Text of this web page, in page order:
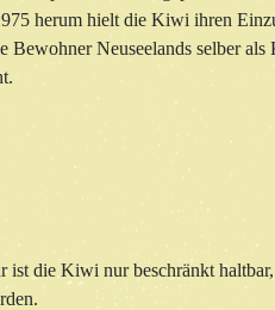
herum hielt die Kiwi ihren
Bewohner Neuseelands selber
ist die Kiwi nur beschränkt